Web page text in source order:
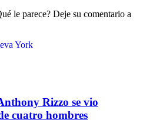
le parece? Deje su comentario a
York
Rizzo se vio
cuatro hombres